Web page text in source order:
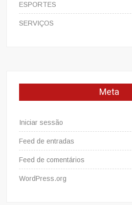
ESPORTES
SERVIÇOS
Meta
Iniciar sessão
Feed de entradas
Feed de comentários
WordPress.org